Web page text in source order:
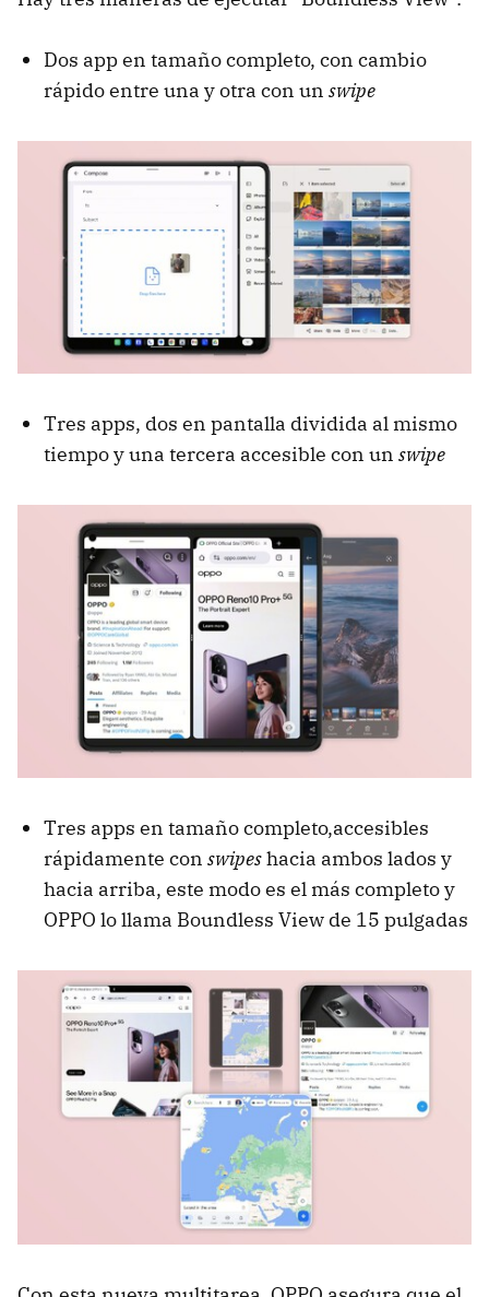
Dos app en tamaño completo, con cambio
rápido entre una y otra con un swipe
Tres apps, dos en pantalla dividida al mismo
tiempo y una tercera accesible con un swipe
Tres apps en tamaño completo,accesibles
rápidamente con swipeshacia ambos lados y
hacia arriba, este modo es el más completo y
OPPO lo llama Boundless View de 15 pulgadas